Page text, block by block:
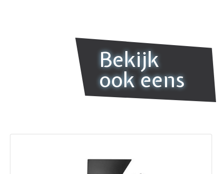
Bekijk
ook eens